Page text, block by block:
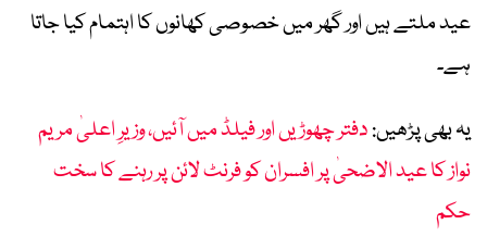
عید ملتے ہیں اور گھر میں خصوصی کھانوں کا اہتمام کیا جاتا
ہے۔
یہ بھی پڑھیں:دفتر چھوڑیں اور فیلڈ میں آئیں، وزیرِ اعلیٰ مریم
نواز کا عید الاضحیٰ پر افسران کو فرنٹ لائن پر رہنے کا سخت
حکم